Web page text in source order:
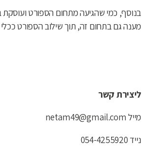
בנוסף, כמי שהגיעה מתחום הספורט ועוסקת
מענה גם בתחום זה, תוך שילוב הספורט ככלי
ליצירת קשר
מייל netam49@gmail.com
נייד 054-4255920